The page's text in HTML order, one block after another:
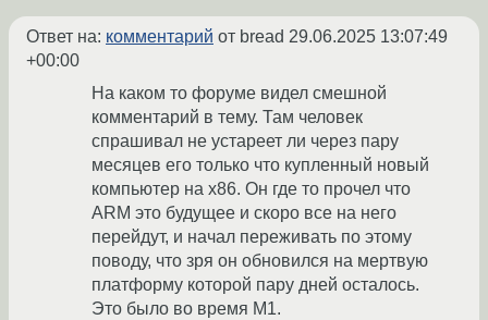
Ответ на: комментарий от bread 29.06.2025 13:07:49
+00:00
На каком то форуме видел смешной
комментарий в тему. Там человек
спрашивал не устареет ли через пару
месяцев его только что купленный новый
компьютер на x86. Он где то прочел что
ARM это будущее и скоро все на него
перейдут, и начал переживать по этому
поводу, что зря он обновился на мертвую
платформу которой пару дней осталось.
Это было во время M1.